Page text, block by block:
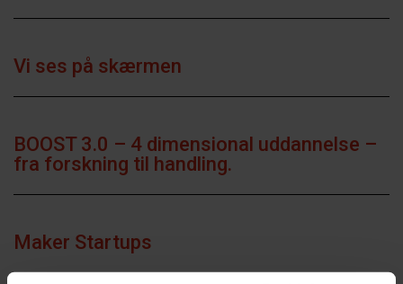
Vi ses på skærmen
BOOST 3.0 – 4 dimensional uddannelse –
fra forskning til handling.
Maker Startups